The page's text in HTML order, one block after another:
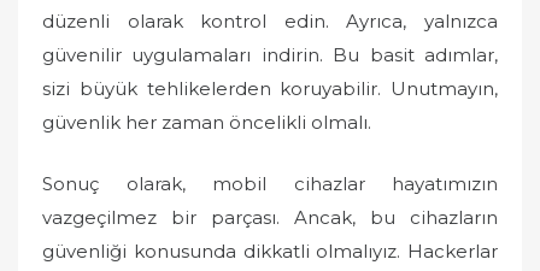
düzenli olarak kontrol edin. Ayrıca, yalnızca
güvenilir uygulamaları indirin. Bu basit adımlar,
sizi büyük tehlikelerden koruyabilir. Unutmayın,
güvenlik her zaman öncelikli olmalı.
Sonuç olarak, mobil cihazlar hayatımızın
vazgeçilmez bir parçası. Ancak, bu cihazların
güvenliği konusunda dikkatli olmalıyız. Hackerlar